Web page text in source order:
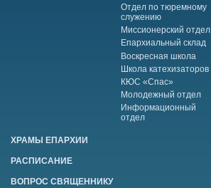
Отдел по тюремному
служению
Миссионерский отдел
Епархиальный склад
Воскресная школа
Школа катехизаторов
КЮС «Спас»
Молодежный отдел
Информационный
отдел
ХРАМЫ ЕПАРХИИ
РАСПИСАНИЕ
ВОПРОС СВЯЩЕННИКУ